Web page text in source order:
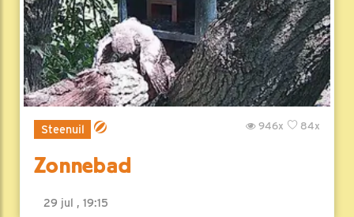
Steenuil 84x
946x
Zonnebad
29 jul , 19:15